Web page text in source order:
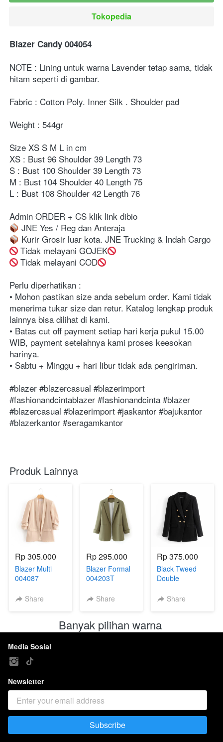
`
Tokopedia
Blazer Candy 004054
NOTE : Lining untuk warna Lavender tetap sama, tidak
⁣⁣⁣⁣⁣⁣⁣⁣⁣⁣⁣⁣⁣⁣⁣⁣⁣⁣⁣⁣⁣⁣⁣⁣⁣⁣⁣⁣⁣Fabric : Cotton Poly. Inner Silk . Shoulder pad ⁣⁣⁣⁣⁣⁣
Weight : 544gr ⁣⁣⁣⁣⁣⁣⁣⁣⁣⁣⁣⁣⁣
Size XS S M L ⁣in cm⁣⁣⁣⁣⁣⁣⁣⁣⁣ ⁣⁣⁣⁣⁣⁣⁣⁣⁣⁣⁣⁣
⁣⁣⁣⁣⁣⁣⁣⁣⁣⁣⁣⁣⁣⁣⁣⁣⁣⁣⁣⁣⁣⁣⁣⁣⁣⁣⁣⁣⁣⁣⁣⁣⁣⁣⁣⁣XS : Bust 96 Shoulder 39 Length 73
S : Bust 100 Shoulder 39 Length 73⁣⁣
M : Bust 104 Shoulder 40 Length 75⁣⁣
L : Bust 108 Shoulder 42 Length 76⁣⁣
Tidak melayani GOJEK⁣⁣⁣⁣⁣⁣⁣⁣⁣⁣⁣⁣⁣⁣⁣⁣⁣⁣⁣⁣⁣⁣⁣⁣⁣⁣⁣⁣⁣⁣⁣⁣⁣⁣⁣⁣⁣⁣⁣⁣⁣⁣⁣⁣⁣⁣⁣⁣⁣⁣⁣⁣⁣⁣⁣⁣⁣⁣⁣⁣⁣⁣⁣⁣⁣⁣⁣⁣⁣⁣⁣⁣⁣⁣⁣⁣⁣⁣⁣⁣⁣⁣⁣⁣⁣⁣⁣⁣⁣⁣⁣⁣⁣⁣⁣⁣⁣⁣⁣⁣⁣⁣⁣⁣⁣⁣⁣⁣⁣⁣⁣⁣⁣⁣⁣⁣⁣⁣⁣⁣⁣⁣⁣⁣⁣⁣⁣⁣⁣⁣⁣⁣⁣⁣⁣⁣⁣⁣⁣⁣⁣⁣⁣
Tidak melayani COD
Perlu diperhatikan :⁣⁣⁣⁣⁣⁣⁣⁣⁣⁣⁣⁣⁣⁣⁣⁣⁣⁣⁣⁣⁣⁣⁣⁣⁣⁣⁣⁣⁣⁣⁣⁣⁣⁣⁣⁣⁣⁣⁣⁣⁣⁣⁣⁣⁣⁣⁣⁣⁣⁣⁣⁣⁣⁣⁣⁣⁣⁣⁣⁣⁣⁣⁣⁣⁣⁣⁣⁣⁣⁣⁣
• Mohon pastikan size anda sebelum order. Kami tidak
menerima tukar size dan retur. Katalog lengkap produk
lainnya bisa dilihat di kami.⁣⁣⁣⁣⁣⁣⁣⁣⁣⁣⁣⁣⁣⁣⁣⁣⁣⁣⁣⁣⁣⁣⁣⁣⁣⁣⁣⁣⁣⁣⁣⁣⁣⁣⁣⁣⁣⁣⁣⁣⁣⁣⁣⁣⁣⁣⁣⁣⁣⁣⁣⁣⁣⁣⁣⁣⁣⁣⁣⁣⁣⁣⁣⁣⁣⁣⁣⁣⁣⁣⁣
• Batas cut off payment setiap hari kerja pukul 15.00
WIB, payment setelahnya kami proses keesokan
harinya. ⁣⁣⁣⁣⁣⁣⁣⁣⁣⁣⁣⁣⁣⁣⁣⁣⁣⁣⁣⁣⁣⁣⁣⁣⁣⁣⁣⁣⁣⁣⁣⁣⁣⁣⁣⁣⁣⁣⁣⁣⁣⁣⁣⁣⁣⁣⁣⁣⁣⁣⁣⁣⁣⁣⁣⁣⁣⁣⁣⁣⁣⁣⁣⁣⁣⁣⁣⁣⁣⁣
• Sabtu + Minggu + hari libur tidak ada pengiriman.⁣
⁣⁣⁣⁣⁣⁣⁣⁣⁣⁣⁣⁣⁣⁣⁣⁣⁣⁣⁣⁣⁣⁣⁣⁣⁣⁣⁣⁣⁣⁣⁣#blazer #blazercasual #blazerimport
#⁣⁣⁣⁣⁣fashionandcintablazer #fashionandcinta #blazer
#blazercasual #blazerimport #jaskantor #bajukantor
#blazerkantor #seragamkantor
Produk Lainnya
Rp 305.000
Blazer Multi
004087
Share
Rp 295.000
Blazer Formal
004203T
Share
Rp 375.000
Black Tweed
Double
Formal 004199
Share
Banyak pilihan warna
Media Sosial
Newsletter
`
Subscribe